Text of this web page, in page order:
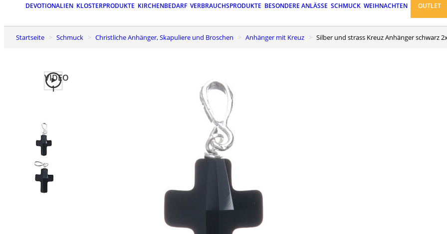
DEVOTIONALIEN KLOSTERPRODUKTE KIRCHENBEDARF VERBRAUCHSPRODUKTE BESONDERE ANLÄSSE SCHMUCK WEIHNACHTEN OUTLET
Startseite Schmuck Christliche Anhänger, Skapuliere und Broschen Anhänger mit Kreuz Silber und strass Kreuz Anhänger schwarz
VIDEO
1